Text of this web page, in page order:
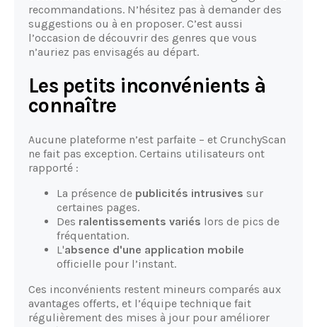
recommandations. N’hésitez pas à demander des
suggestions ou à en proposer. C’est aussi
l’occasion de découvrir des genres que vous
n’auriez pas envisagés au départ.
Les petits inconvénients à
connaître
Aucune plateforme n’est parfaite – et CrunchyScan
ne fait pas exception. Certains utilisateurs ont
rapporté :
La présence de publicités intrusives sur
certaines pages.
Des ralentissements variés lors de pics de
fréquentation.
L'absence d'une application mobile
officielle pour l’instant.
Ces inconvénients restent mineurs comparés aux
avantages offerts, et l’équipe technique fait
régulièrement des mises à jour pour améliorer